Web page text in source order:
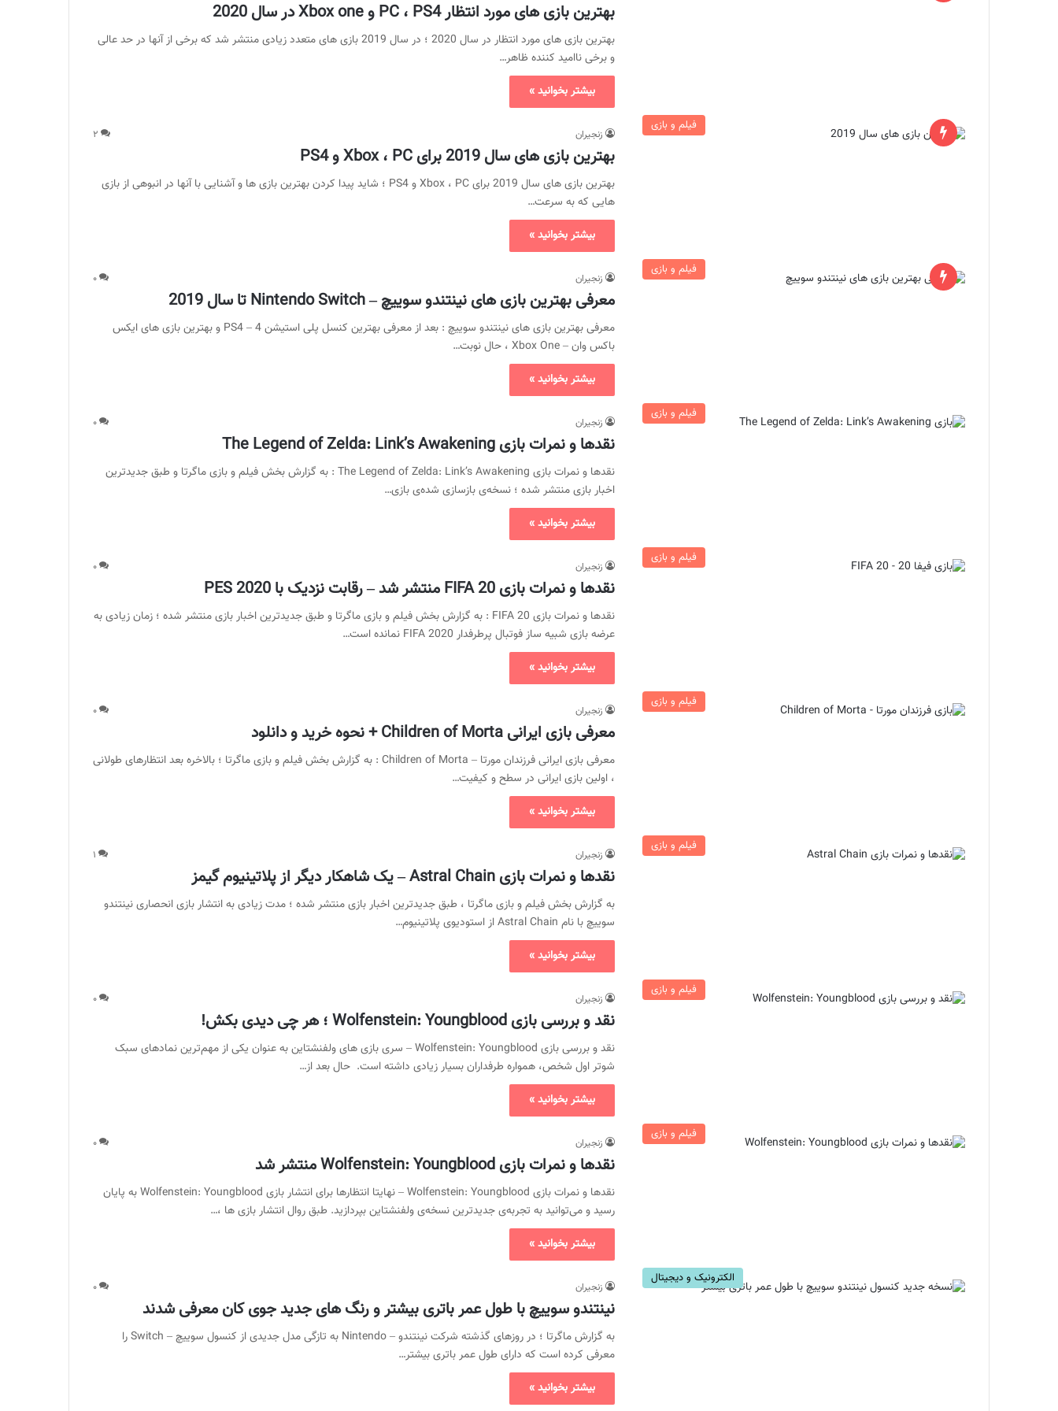
بهترین بازی های مورد انتظار PC ، PS4 و Xbox one در سال 2020
بهترین بازی های مورد انتظار در سال 2020 ؛ در سال 2019 بازی های متعدد زیادی منتشر شد که برخی از آنها در حد عالی
و برخی ناامید کننده ظاهر…
بیشتر بخوانید »
فیلم و بازی
زنجیران ۲
بهترین بازی های سال 2019 برای Xbox ، PC و PS4
بهترین بازی های سال 2019 برای Xbox ، PC و PS4 ؛ شاید پیدا کردن بهترین بازی ها و آشنایی با آنها در انبوهی از بازی
هایی که به سرعت…
بیشتر بخوانید »
فیلم و بازی
زنجیران ۰
معرفی بهترین بازی های نینتندو سوییچ – Nintendo Switch تا سال 2019
معرفی بهترین بازی های نینتندو سوییچ : بعد از معرفی بهترین کنسل پلی استیشن 4 – PS4 و بهترین بازی های ایکس
باکس وان – Xbox One ، حال نوبت…
بیشتر بخوانید »
فیلم و بازی
زنجیران ۰
نقد‌ها و نمرات بازی The Legend of Zelda: Link’s Awakening
نقد‌ها و نمرات بازی The Legend of Zelda: Link’s Awakening : به گزارش بخش فیلم و بازی ماگرتا و طبق جدیدترین
اخبار بازی منتشر شده ؛ نسخه‌ی بازسازی شده‌ی بازی…
بیشتر بخوانید »
فیلم و بازی
زنجیران ۰
نقدها و نمرات بازی FIFA 20 منتشر شد – رقابت نزدیک با PES 2020
نقدها و نمرات بازی FIFA 20 : به گزارش بخش فیلم و بازی ماگرتا و طبق جدیدترین اخبار بازی منتشر شده ؛ زمان زیادی به
عرضه بازی شبیه ساز فوتبال پرطرفدار FIFA 2020 نمانده است…
بیشتر بخوانید »
فیلم و بازی
زنجیران ۰
معرفی بازی ایرانی Children of Morta + نحوه خرید و دانلود
معرفی بازی ایرانی فرزندان مورتا – Children of Morta : به گزارش بخش فیلم و بازی ماگرتا ؛ بالاخره بعد انتظارهای طولانی
، اولین بازی ایرانی در سطح و کیفیت…
بیشتر بخوانید »
فیلم و بازی
زنجیران ۱
نقدها و نمرات بازی Astral Chain – یک شاهکار دیگر از پلاتینیوم گیمز
به گزارش بخش فیلم و بازی ماگرتا ، طبق جدیدترین اخبار بازی منتشر شده ؛ مدت زیادی به انتشار بازی انحصاری نینتندو
سوییچ با نام Astral Chain از استودیوی پلاتینیوم…
بیشتر بخوانید »
فیلم و بازی
زنجیران ۰
نقد و بررسی بازی Wolfenstein: Youngblood ؛ هر چی دیدی بکش!
نقد و بررسی بازی Wolfenstein: Youngblood – سری بازی های ولفنشتاین به عنوان یکی از مهم‌ترین نمادهای سبک
شوتر اول شخص، همواره طرفداران بسیار زیادی داشته است. حال بعد از…
بیشتر بخوانید »
فیلم و بازی
زنجیران ۰
نقدها و نمرات بازی Wolfenstein: Youngblood منتشر شد
نقدها و نمرات بازی Wolfenstein: Youngblood – نهایتا انتظارها برای انتشار بازی Wolfenstein: Youngblood به پایان
رسید و می‌توانید به تجربه‌ی جدیدترین نسخه‌ی ولفنشتاین بپردازید. طبق روال انتشار بازی ها ،…
بیشتر بخوانید »
الکترونیک و دیجیتال
زنجیران ۰
نینتندو سوییچ با طول عمر باتری بیشتر و رنگ‌ های جدید جوی‌ کان معرفی شدند
به گزارش ماگرتا ؛ در روزهای گذشته شرکت نینتندو – Nintendo به تازگی مدل جدیدی از کنسول سوییچ – Switch را
معرفی کرده است که دارای طول عمر باتری بیشتر…
بیشتر بخوانید »